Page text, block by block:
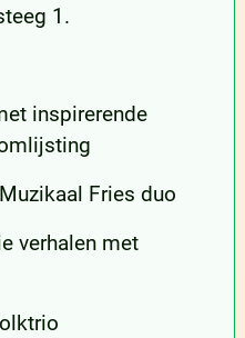
1.
inspirerende
Fries duo
verhalen met